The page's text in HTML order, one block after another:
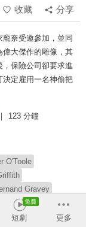
收藏
分享
奈受邀參加，並同
偉大傑作的雕像，其
保險公司卻要求進
決定雇用一名神偷把
123 分鐘
O'Toole
Gravey
Marin
Malin
短劇 更多